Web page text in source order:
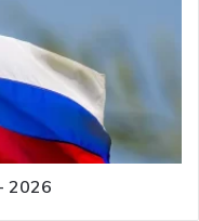
2026